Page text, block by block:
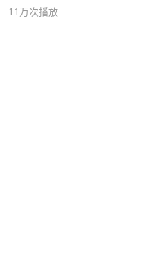
11万次播放